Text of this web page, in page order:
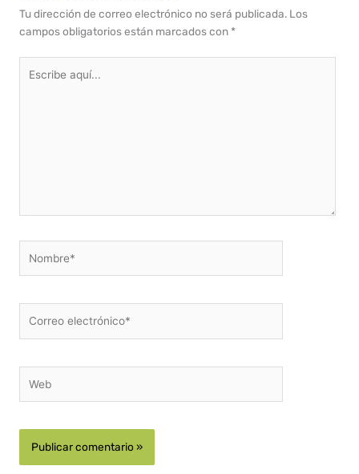
Tu dirección de correo electrónico no será publicada. Los
campos obligatorios están marcados con *
aquí...
electrónico*